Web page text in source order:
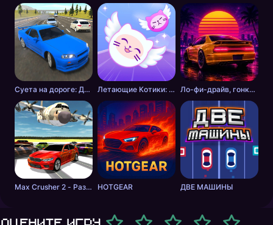
Суета на дороге: Дикие шашки Летающие Котики: Музыкальные Гонки! Ло-фи-драйв, гонки на закате
Max Crusher 2 - Разрушения, Дрифт и Гонки! HOTGEAR ДВЕ МАШИНЫ